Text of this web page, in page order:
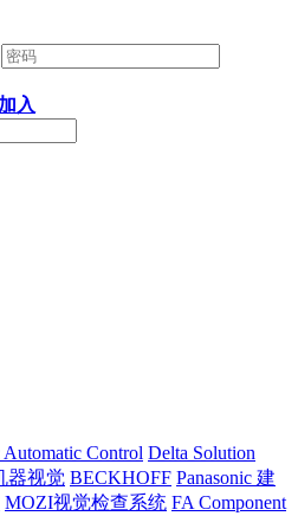
入
Automatic Control Delta Solution
器视觉 BECKHOFF Panasonic 建
MOZI视觉检查系统 FA Component